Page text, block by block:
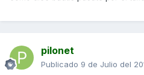
pilonet
Publicado 9 de Julio del